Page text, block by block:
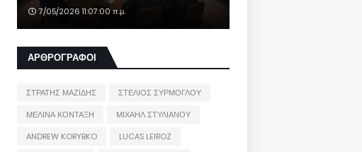
7/05/2026 11:07:00 π.μ.
ΑΡΘΡΟΓΡΑΦΟΙ
ΣΤΡΑΤΗΣ ΜΑΖΙΔΗΣ
ΣΤΕΛΙΟΣ ΣΥΡΜΟΓΛΟΥ
ΜΕΛΙΝΑ ΚΟΝΤΑΞΗ
ΜΙΧΑΗΛ ΣΤΥΛΙΑΝΟΥ
ANDREW KORYBKO
LUCAS LEIROZ